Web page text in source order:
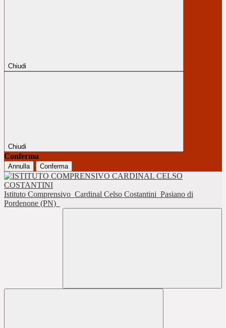
Chiudi
Chiudi
Conferma
Annulla Conferma
Istituto Comprensivo Cardinal Celso Costantini Pasiano di
Pordenone (PN)